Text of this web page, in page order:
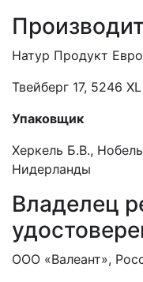
Натур Продукт
Твейберг 17, 5246
Упаковщик
Херкель Б.В.,
Нидерланды
Владелец
OOO «Валеант»,